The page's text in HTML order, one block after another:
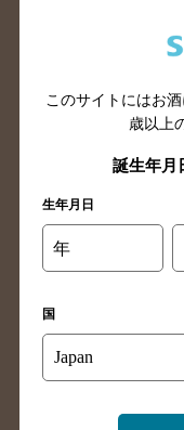
岩手県のバ
栃木県のバ
山梨県のバ
埼玉県のバ
静岡県のバ
岐阜県の
このサイトにはお
歳以上
誕生年月
生年月日
年
国